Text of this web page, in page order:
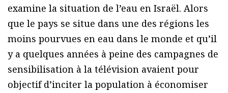
examine la situation de l’eau en Israël. Alors
que le pays se situe dans une des régions les
moins pourvues en eau dans le monde et qu’il
y a quelques années à peine des campagnes de
sensibilisation à la télévision avaient pour
objectif d’inciter la population à économiser